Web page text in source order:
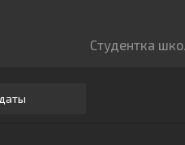
Cтудентка